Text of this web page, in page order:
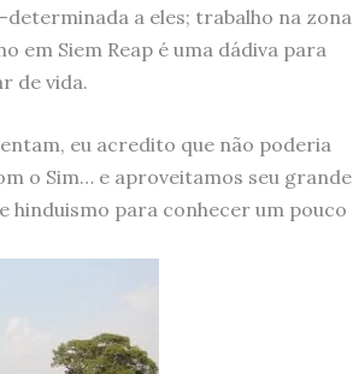
a eles; trabalho na zona
Siem Reap é uma dádiva para
de vida.
eu acredito que não poderia
o Sim… e aproveitamos seu grande
hinduismo para conhecer um pouco